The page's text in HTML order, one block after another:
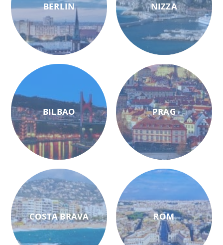
BERLIN
BILBAO
COSTA BRAVA
NIZZA
PRAG
ROM